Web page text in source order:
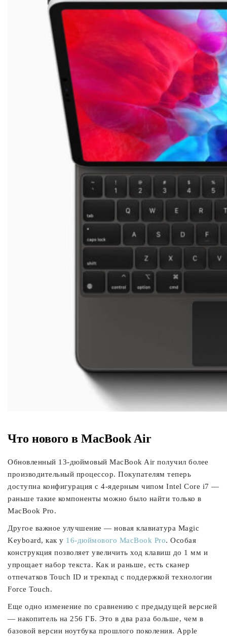
Что нового в MacBook Air
Обновленный 13-дюймовый MacBook Air получил более
производительный процессор. Покупателям теперь
доступна конфигурация с 4-ядерным чипом Intel Core i7 —
раньше такие компоненты можно было найти только в
MacBook Pro.
Другое важное улучшение — новая клавиатура Magic
Keyboard, как у 16-дюймового MacBook Pro. Особая
конструкция позволяет увеличить ход клавиш до 1 мм и
упрощает набор текста. Как и раньше, есть сканер
отпечатков Touch ID и трекпад с поддержкой технологии
Force Touch.
Еще одно изменение по сравнению с предыдущей версией
— накопитель на 256 ГБ. Это в два раза больше, чем в
базовой версии ноутбука прошлого поколения. Apple